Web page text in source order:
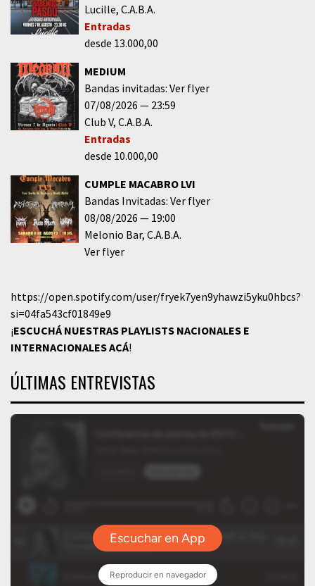
Lucille C.A.B.A.
Entradas
desde 13.000,00
MEDIUM
Bandas invitadas: Ver flyer
07/08/2026
23:59
Club V C.A.B.A.
Entradas
desde 10.000,00
CUMPLE MACABRO LVI
Bandas Invitadas: Ver flyer
08/08/2026
19:00
Melonio Bar C.A.B.A.
Ver flyer
https://open.spotify.com/user/fryek7yen9yhawzi5yku0hbcs?
si=04fa543cf01849e9
¡ESCUCHÁ NUESTRAS PLAYLISTS NACIONALES E
INTERNACIONALESACÁ!
ÚLTIMAS ENTREVISTAS